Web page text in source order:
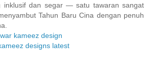
inklusif dan segar — satu tawaran sangat
Tahun Baru Cina dengan penuh
kameez design
designs latest